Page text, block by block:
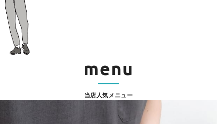
menu
当店人気メニュー